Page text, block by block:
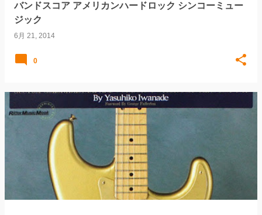
バンドスコア アメリカンハードロック シンコーミュー
ジック
6月 21, 2014
0